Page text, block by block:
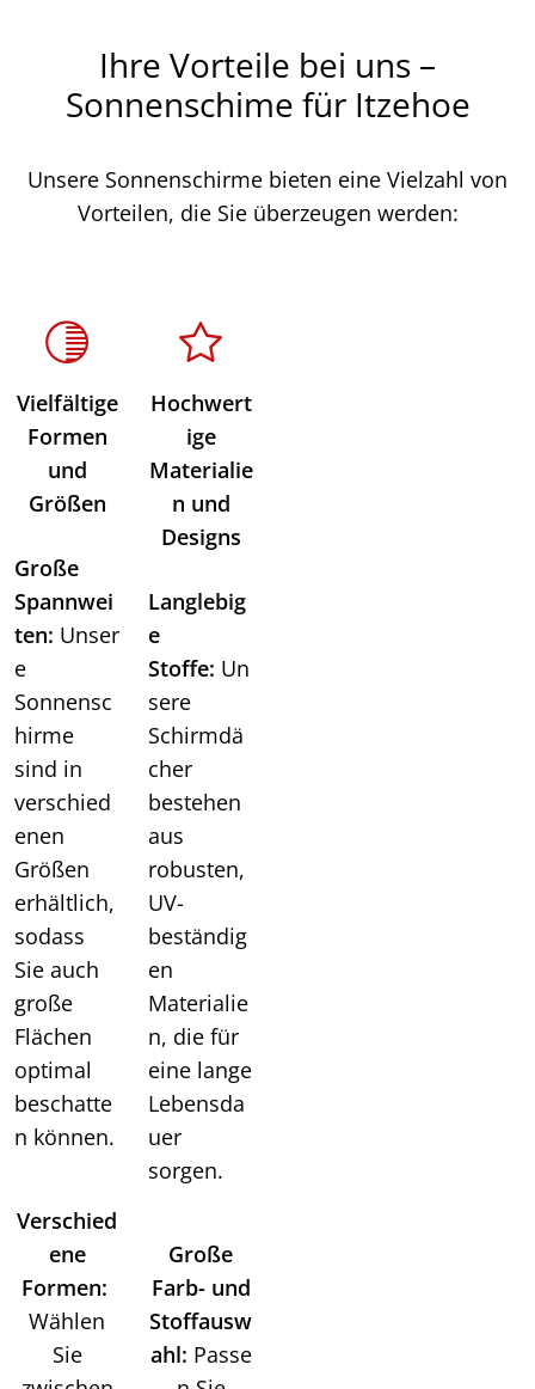
Ihre Vorteile bei uns –
Sonnenschime für Itzehoe
Unsere Sonnenschirme bieten eine Vielzahl von
Vorteilen, die Sie überzeugen werden:
Vielfältige
Formen
und
Größen
Große
Spannwei
ten: Unser
e
Sonnensc
hirme
sind in
verschied
enen
Größen
erhältlich,
sodass
Sie auch
große
Flächen
optimal
beschatte
n können.
Verschied
ene
Formen:
Wählen
Sie
Hochwert
ige
Materialie
n und
Designs
Langlebig
e
Stoffe: Un
sere
Schirmdä
cher
bestehen
aus
robusten,
UV-
beständig
en
Materialie
n, die für
eine lange
Lebensda
uer
sorgen.
Große
Farb- und
Stoffausw
ahl: Passe